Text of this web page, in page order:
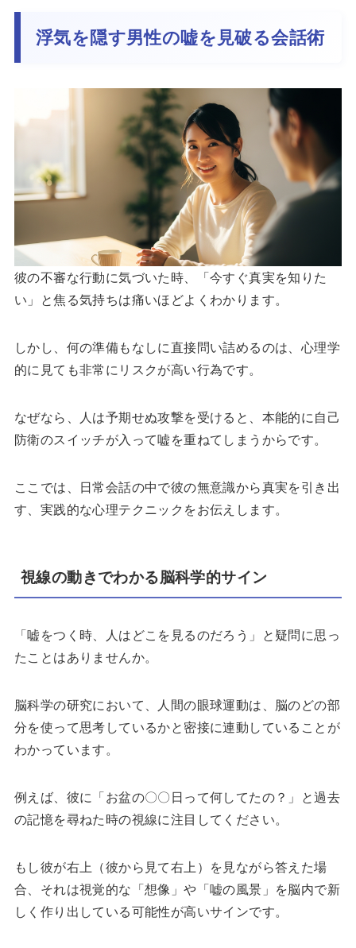
浮気を隠す男性の嘘を見破る会話術
彼の不審な行動に気づいた時、「今すぐ真実を知りた
い」と焦る気持ちは痛いほどよくわかります。
しかし、何の準備もなしに直接問い詰めるのは、心理学
的に見ても非常にリスクが高い行為です。
なぜなら、人は予期せぬ攻撃を受けると、本能的に自己
防衛のスイッチが入って嘘を重ねてしまうからです。
ここでは、日常会話の中で彼の無意識から真実を引き出
す、実践的な心理テクニックをお伝えします。
視線の動きでわかる脳科学的サイン
「嘘をつく時、人はどこを見るのだろう」と疑問に思っ
たことはありませんか。
脳科学の研究において、人間の眼球運動は、脳のどの部
分を使って思考しているかと密接に連動していることが
わかっています。
例えば、彼に「お盆の〇〇日って何してたの？」と過去
の記憶を尋ねた時の視線に注目してください。
もし彼が右上（彼から見て右上）を見ながら答えた場
合、それは視覚的な「想像」や「嘘の風景」を脳内で新
しく作り出している可能性が高いサインです。